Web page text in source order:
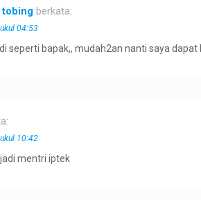
berkata:
04:53
seperti bapak,, mudah2an nanti saya
10:42
mentri iptek